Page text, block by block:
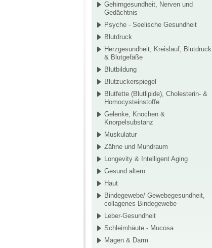
Gehirngesundheit, Nerven und
Gedächtnis
Psyche - Seelische Gesundheit
Blutdruck
Herzgesundheit, Kreislauf, Blutdruck
& Blutgefäße
Blutbildung
Blutzuckerspiegel
Blutfette (Blutlipide), Cholesterin- &
Homocysteinstoffe
Gelenke, Knochen &
Knorpelsubstanz
Muskulatur
Zähne und Mundraum
Longevity & Intelligent Aging
Gesund altern
Haut
Bindegewebe/ Gewebegesundheit,
collagenes Bindegewebe
Leber-Gesundheit
Schleimhäute - Mucosa
Magen & Darm